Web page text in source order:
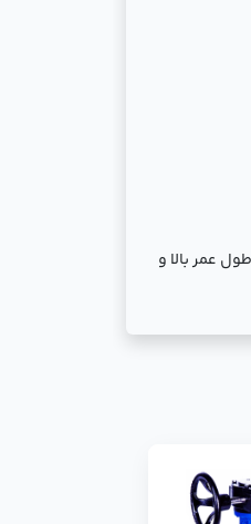
عمر بالا و